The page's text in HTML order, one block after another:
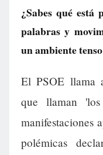
¿Sabes qué está
palabras y
un ambiente
El PSOE llama
que llaman
manifestaciones
polémicas